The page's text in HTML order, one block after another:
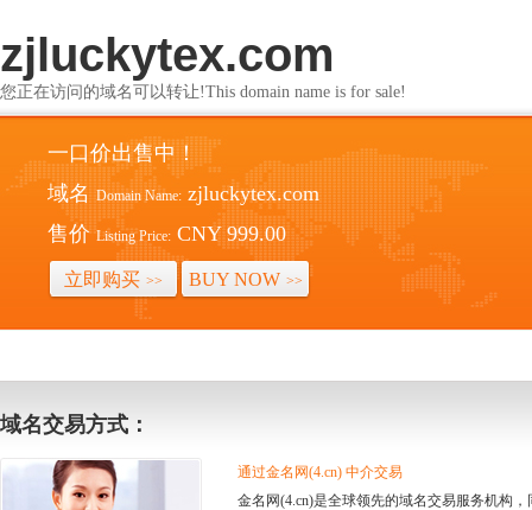
zjluckytex.com
您正在访问的域名可以转让!This domain name is for sale!
一口价出售中！
域名 Domain Name: zjluckytex.com
售价 Listing Price: CNY 999.00
立即购买 >> BUY NOW >>
域名交易方式：
通过金名网(4.cn) 中介交易
金名网(4.cn)是全球领先的域名交易服务机构